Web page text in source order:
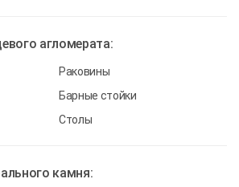
агломерата:
Раковины
Барные стойки
Столы
камня: